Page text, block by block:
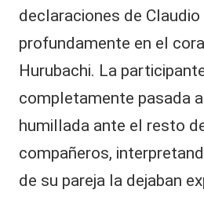
declaraciones de
profundamente en el
Hurubachi. La
completamente pasada
humillada ante el resto
compañeros,
de su pareja la dejaban